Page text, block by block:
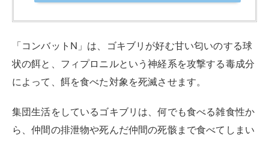
「コンバットN」は、ゴキブリが好む甘い匂いのする球
状の餌と、フィプロニルという神経系を攻撃する毒成分
によって、餌を食べた対象を死滅させます。
集団生活をしているゴキブリは、何でも食べる雑食性か
ら、仲間の排泄物や死んだ仲間の死骸まで食べてしまい